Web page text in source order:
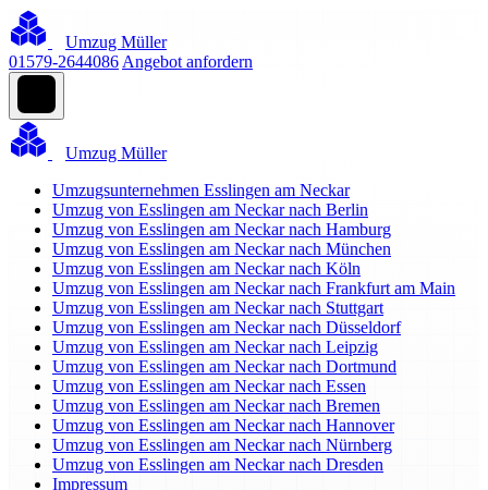
Umzug Müller
01579-2644086 Angebot anfordern
Umzug Müller
Umzugsunternehmen Esslingen am Neckar
Umzug von Esslingen am Neckar nach Berlin
Umzug von Esslingen am Neckar nach Hamburg
Umzug von Esslingen am Neckar nach München
Umzug von Esslingen am Neckar nach Köln
Umzug von Esslingen am Neckar nach Frankfurt am Main
Umzug von Esslingen am Neckar nach Stuttgart
Umzug von Esslingen am Neckar nach Düsseldorf
Umzug von Esslingen am Neckar nach Leipzig
Umzug von Esslingen am Neckar nach Dortmund
Umzug von Esslingen am Neckar nach Essen
Umzug von Esslingen am Neckar nach Bremen
Umzug von Esslingen am Neckar nach Hannover
Umzug von Esslingen am Neckar nach Nürnberg
Umzug von Esslingen am Neckar nach Dresden
Impressum